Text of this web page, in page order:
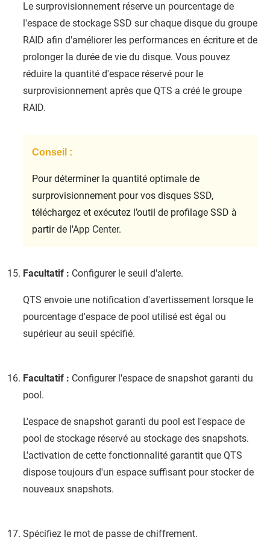
Le surprovisionnement réserve un pourcentage de
l'espace de stockage SSD sur chaque disque du groupe
RAID afin d'améliorer les performances en écriture et de
prolonger la durée de vie du disque. Vous pouvez
réduire la quantité d'espace réservé pour le
surprovisionnement après que QTS a créé le groupe
RAID.
Conseil :
Pour déterminer la quantité optimale de
surprovisionnement pour vos disques SSD,
téléchargez et exécutez l’outil de profilage SSD à
partir de l'App Center.
Facultatif : Configurer le seuil d'alerte.
QTS envoie une notification d'avertissement lorsque le
pourcentage d'espace de pool utilisé est égal ou
supérieur au seuil spécifié.
Facultatif : Configurer l'espace de snapshot garanti du
pool.
L'espace de snapshot garanti du pool est l'espace de
pool de stockage réservé au stockage des snapshots.
L'activation de cette fonctionnalité garantit que QTS
dispose toujours d'un espace suffisant pour stocker de
nouveaux snapshots.
Spécifiez le mot de passe de chiffrement.